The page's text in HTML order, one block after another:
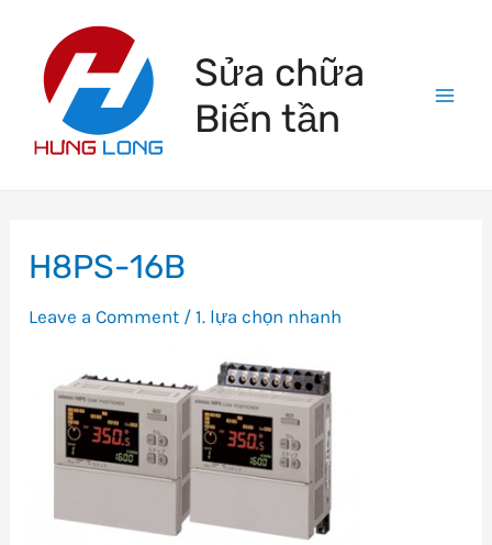
content
Sửa chữa
Biến tần
H8PS-16B
Leave a Comment /1. lựa chọn nhanh